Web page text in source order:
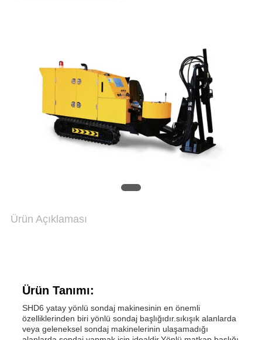
ŞIMDI
SOHBET
GIZLILIK
POLITIKASI
Ürün Açıklaması
Ürün Tanımı:
SHD6 yatay yönlü sondaj makinesinin en önemli
özelliklerinden biri yönlü sondaj başlığıdır.sıkışık alanlarda
veya geleneksel sondaj makinelerinin ulaşamadığı